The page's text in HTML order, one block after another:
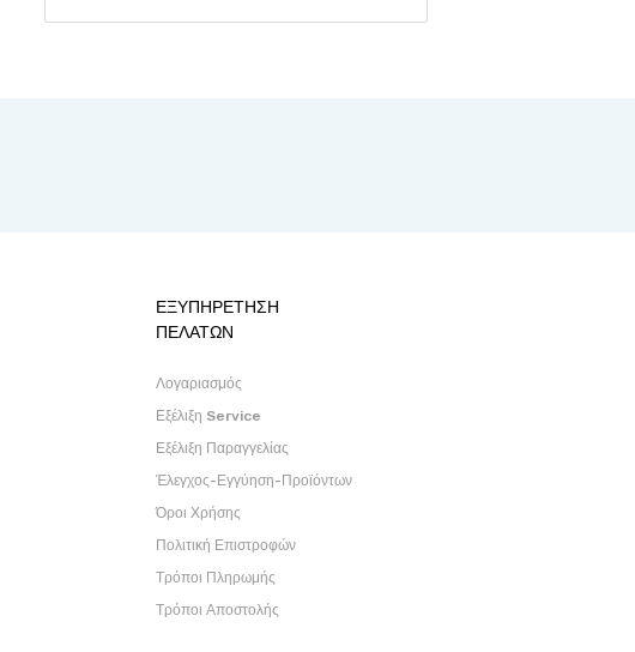
ΕΞΥΠΗΡΕΤΗΣΗ
ΠΕΛΑΤΩΝ
Λογαριασμός
Εξέλιξη Service
Εξέλιξη Παραγγελίας
Έλεγχος-Εγγύηση-Προϊόντων
Όροι Χρήσης
Πολιτική Επιστροφών
Τρόποι Πληρωμής
Τρόποι Αποστολής